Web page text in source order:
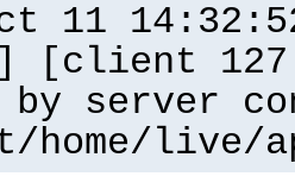
11
[client
by server
home/live/